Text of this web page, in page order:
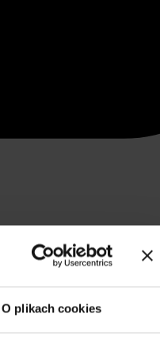
O plikach cookies